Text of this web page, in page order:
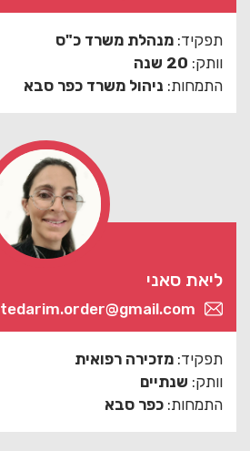
תפקיד: מנהלת משרד כ"ס
וותק: 20 שנה
התמחות: ניהול משרד כפר סבא
ליאת סאני
tedarim.order@gmail.com
תפקיד: מזכירה רפואית
וותק: שנתיים
התמחות: כפר סבא